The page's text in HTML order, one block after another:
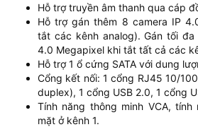
Hỗ trợ truyền âm thanh qua cáp
Hỗ trợ gán thêm 8 camera IP
tắt các kênh analog). Gán tối
4.0 Megapixel khi tắt tất cả các
Hỗ trợ 1 ổ cứng SATA với dung
Cổng kết nối: 1 cổng RJ45 10/
duplex), 1 cổng USB 2.0, 1 cổng
Tính năng thông minh VCA,
mặt ở kênh 1.